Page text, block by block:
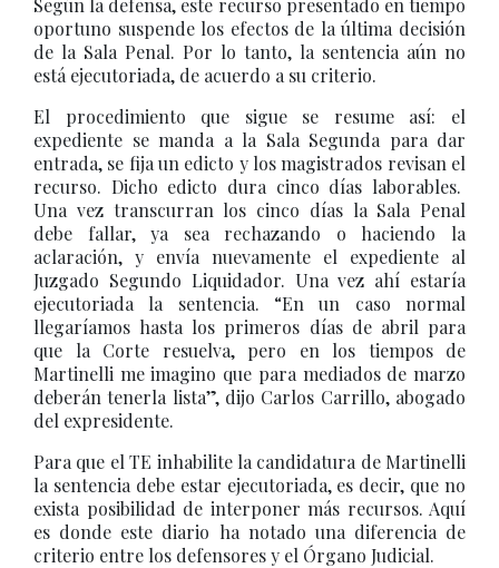
Según la defensa, este recurso presentado en tiempo
oportuno suspende los efectos de la última decisión
de la Sala Penal. Por lo tanto, la sentencia aún no
está ejecutoriada, de acuerdo a su criterio.
El procedimiento que sigue se resume así: el
expediente se manda a la Sala Segunda para dar
entrada, se fija un edicto y los magistrados revisan el
recurso. Dicho edicto dura cinco días laborables.
Una vez transcurran los cinco días la Sala Penal
debe fallar, ya sea rechazando o haciendo la
aclaración, y envía nuevamente el expediente al
Juzgado Segundo Liquidador. Una vez ahí estaría
ejecutoriada la sentencia. “En un caso normal
llegaríamos hasta los primeros días de abril para
que la Corte resuelva, pero en los tiempos de
Martinelli me imagino que para mediados de marzo
deberán tenerla lista”, dijo Carlos Carrillo, abogado
del expresidente.
Para que el TE inhabilite la candidatura de Martinelli
la sentencia debe estar ejecutoriada, es decir, que no
exista posibilidad de interponer más recursos. Aquí
es donde este diario ha notado una diferencia de
criterio entre los defensores y el Órgano Judicial.